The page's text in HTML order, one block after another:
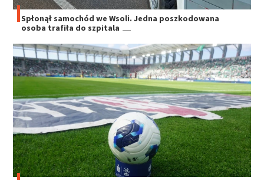
Spłonął samochód we Wsoli. Jedna poszkodowana
osoba trafiła do szpitala